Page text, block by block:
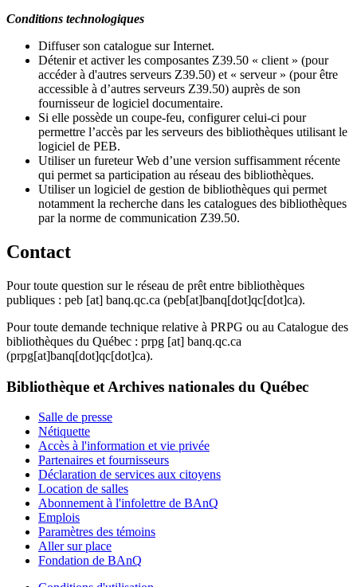
Conditions technologiques
Diffuser son catalogue sur Internet.
Détenir et activer les composantes Z39.50 « client » (pour
accéder à d'autres serveurs Z39.50) et « serveur » (pour être
accessible à d’autres serveurs Z39.50) auprès de son
fournisseur de logiciel documentaire.
Si elle possède un coupe-feu, configurer celui-ci pour
permettre l’accès par les serveurs des bibliothèques utilisant le
logiciel de PEB.
Utiliser un fureteur Web d’une version suffisamment récente
qui permet sa participation au réseau des bibliothèques.
Utiliser un logiciel de gestion de bibliothèques qui permet
notamment la recherche dans les catalogues des bibliothèques
par la norme de communication Z39.50.
Contact
Pour toute question sur le réseau de prêt entre bibliothèques
publiques : peb [at] banq.qc.ca (peb[at]banq[dot]qc[dot]ca).
Pour toute demande technique relative à PRPG ou au Catalogue des
bibliothèques du Québec : prpg [at] banq.qc.ca
(prpg[at]banq[dot]qc[dot]ca).
Bibliothèque et Archives nationales du Québec
Salle de presse
Nétiquette
Accès à l'information et vie privée
Partenaires et fournisseurs
Déclaration de services aux citoyens
Location de salles
Abonnement à l'infolettre de BAnQ
Emplois
Paramètres des témoins
Aller sur place
Fondation de BAnQ